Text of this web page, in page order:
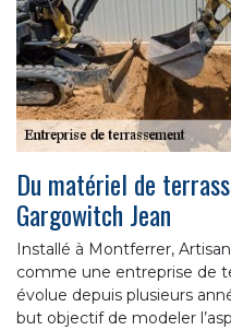
Du matériel de
Gargowitch Jean
Installé à Montferrer,
comme une entreprise de
évolue depuis plusieurs
but objectif de modeler